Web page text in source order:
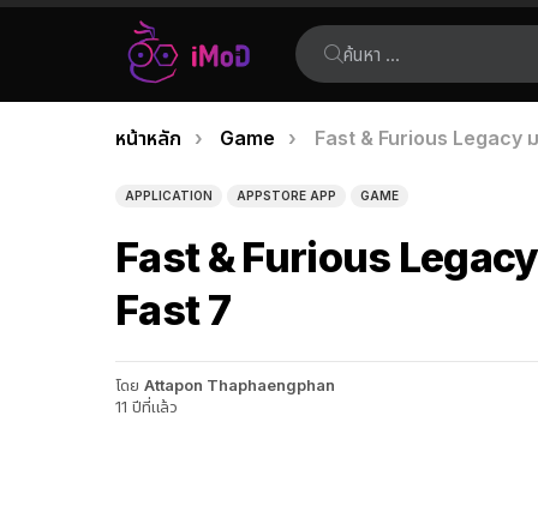
ค้นหา:
เรื่อง
ล่าสุด
คุณอยู่ที่นี่:
หน้าหลัก Game Fast & Furious Legacy
APPLICATION APPSTORE APP GAME
Fast & Furious
Fast 7
โดย Attapon Thaphaengphan
11 ปีที่แล้ว